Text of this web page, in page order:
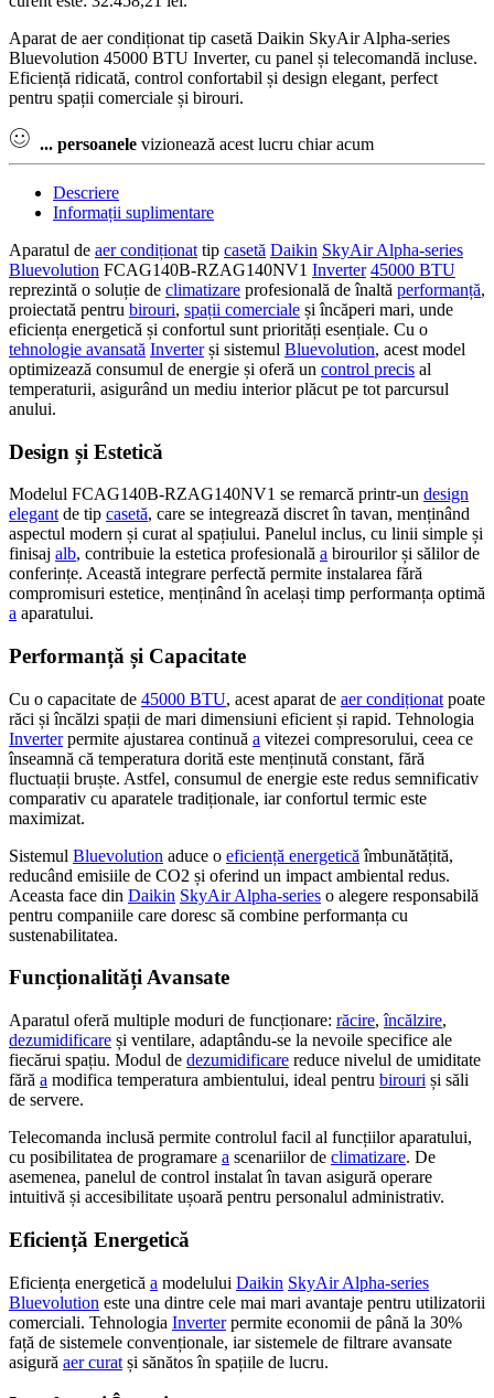
Aparat de aer condiționat tip casetă Daikin SkyAir Alpha-series
Bluevolution 45000 BTU Inverter, cu panel și telecomandă incluse.
Eficiență ridicată, control confortabil și design elegant, perfect
pentru spații comerciale și birouri.
... persoanele vizionează acest lucru chiar acum
Descriere
Informații suplimentare
Aparatul de aer condiționat tip casetă Daikin SkyAir Alpha-series
Bluevolution FCAG140B-RZAG140NV1 Inverter 45000 BTU
reprezintă o soluție de climatizare profesională de înaltă performanță,
proiectată pentru birouri, spații comerciale și încăperi mari, unde
eficiența energetică și confortul sunt priorități esențiale. Cu o
tehnologie avansată Inverterși sistemul Bluevolution, acest model
optimizează consumul de energie și oferă un control precis al
temperaturii, asigurând un mediu interior plăcut pe tot parcursul
anului.
Design și Estetică
Modelul FCAG140B-RZAG140NV1 se remarcă printr-un design
elegant de tip casetă, care se integrează discret în tavan, menținând
aspectul modern și curat al spațiului. Panelul inclus, cu linii simple și
finisaj alb, contribuie la estetica profesională a birourilor și sălilor de
conferințe. Această integrare perfectă permite instalarea fără
compromisuri estetice, menținând în același timp performanța optimă
a aparatului.
Performanță și Capacitate
Cu o capacitate de 45000 BTU, acest aparat de aer condiționat poate
răci și încălzi spații de mari dimensiuni eficient și rapid. Tehnologia
Inverterpermite ajustarea continuă a vitezei compresorului, ceea ce
înseamnă că temperatura dorită este menținută constant, fără
fluctuații bruște. Astfel, consumul de energie este redus semnificativ
comparativ cu aparatele tradiționale, iar confortul termic este
maximizat.
Sistemul Bluevolution aduce o eficiență energetică îmbunătățită,
reducând emisiile de CO2 și oferind un impact ambiental redus.
Aceasta face din Daikin SkyAir Alpha-series o alegere responsabilă
pentru companiile care doresc să combine performanța cu
sustenabilitatea.
Funcționalități Avansate
Aparatul oferă multiple moduri de funcționare: răcire,încălzire,
dezumidificare și ventilare, adaptându-se la nevoile specifice ale
fiecărui spațiu. Modul de dezumidificare reduce nivelul de umiditate
fără a modifica temperatura ambientului, ideal pentru birouri și săli
de servere.
Telecomanda inclusă permite controlul facil al funcțiilor aparatului,
cu posibilitatea de programare a scenariilor de climatizare. De
asemenea, panelul de control instalat în tavan asigură operare
intuitivă și accesibilitate ușoară pentru personalul administrativ.
Eficiență Energetică
Eficiența energetică a modelului Daikin SkyAir Alpha-series
Bluevolution este una dintre cele mai mari avantaje pentru utilizatorii
comerciali. Tehnologia Inverterpermite economii de până la 30%
față de sistemele convenționale, iar sistemele de filtrare avansate
asigură aer curat și sănătos în spațiile de lucru.